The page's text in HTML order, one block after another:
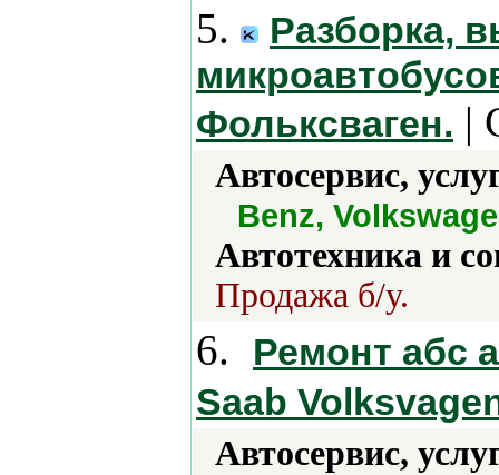
5.
Разборка,
Фольксваген. |
Автосервис,
Benz,
Автотехника и
Продажа б/у.
6.
Ремонт абс
Saab
Автосервис,